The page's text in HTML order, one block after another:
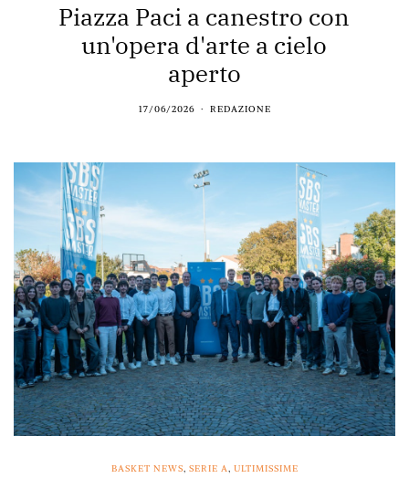
Piazza Paci a canestro con
un'opera d'arte a cielo
aperto
17/06/2026 REDAZIONE
BASKET NEWS, SERIE A, ULTIMISSIME